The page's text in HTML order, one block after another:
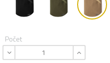
Počet